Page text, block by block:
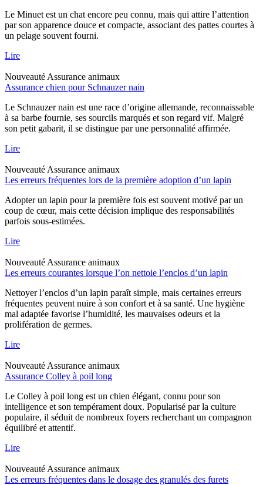
Le Minuet est un chat encore peu connu, mais qui attire l’attention
par son apparence douce et compacte, associant des pattes courtes à
un pelage souvent fourni.
Lire
Nouveauté Assurance animaux
Assurance chien pour Schnauzer nain
Le Schnauzer nain est une race d’origine allemande, reconnaissable
à sa barbe fournie, ses sourcils marqués et son regard vif. Malgré
son petit gabarit, il se distingue par une personnalité affirmée.
Lire
Nouveauté Assurance animaux
Les erreurs fréquentes lors de la première adoption d’un lapin
Adopter un lapin pour la première fois est souvent motivé par un
coup de cœur, mais cette décision implique des responsabilités
parfois sous-estimées.
Lire
Nouveauté Assurance animaux
Les erreurs courantes lorsque l’on nettoie l’enclos d’un lapin
Nettoyer l’enclos d’un lapin paraît simple, mais certaines erreurs
fréquentes peuvent nuire à son confort et à sa santé. Une hygiène
mal adaptée favorise l’humidité, les mauvaises odeurs et la
prolifération de germes.
Lire
Nouveauté Assurance animaux
Assurance Colley à poil long
Le Colley à poil long est un chien élégant, connu pour son
intelligence et son tempérament doux. Popularisé par la culture
populaire, il séduit de nombreux foyers recherchant un compagnon
équilibré et attentif.
Lire
Nouveauté Assurance animaux
Les erreurs fréquentes dans le dosage des granulés des furets